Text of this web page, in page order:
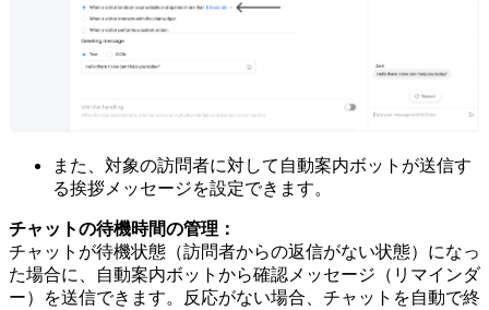
また、対象の訪問者に対して自動案内ボットが送信す
る挨拶メッセージを設定できます。
チャットの待機時間の管理：
チャットが待機状態（訪問者からの返信がない状態）になっ
た場合に、自動案内ボットから確認メッセージ（リマインダ
ー）を送信できます。反応がない場合、チャットを自動で終